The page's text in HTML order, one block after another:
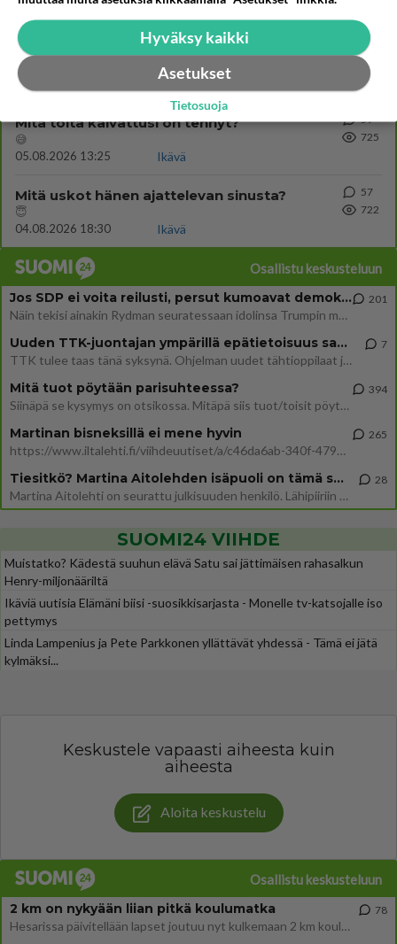
Voiko meidän välit
Koskaan parantua tästä?
05.08.2026 05:34
Ikävä
65
726
Mitä töitä kaivattusi on tehnyt?
😅
05.08.2026 13:25
Ikävä
59
725
Mitä uskot hänen ajattelevan sinusta?
😇
04.08.2026 18:30
Ikävä
57
722
Osallistu keskusteluun
Jos SDP ei voita reilusti, persut kumoavat demokratian Suomesta
Näin tekisi ainakin Rydman seuratessaan idolinsa Trumpin mallia https://www.is.fi/politiikka/art-2000012187244.html
201
Uuden TTK-juontajan ympärillä epätietoisuus sakenee - Nyt MTV hämmentää soppaa
TTK tulee taas tänä syksynä. Ohjelman uudet tähtioppilaat julkistetaan torstaina 6. elokuuta klo 14 alkavassa lehdistö
7
Mitä tuot pöytään parisuhteessa?
Siinäpä se kysymys on otsikossa. Mitäpä siis tuot/toisit pöytään parisuhteessa? Oletko mies vai nainen? Koetko sen mitä
394
Martinan bisneksillä ei mene hyvin
https://www.iltalehti.fi/viihdeuutiset/a/c46da6ab-340f-4790-aaa7-0865eed2336 Yrityksen konkurssihakemus on tullut kärä
265
Tiesitkö? Martina Aitolehden isäpuoli on tämä suosittu laulaja
Martina Aitolehti on seurattu julkisuuden henkilö. Lähipiiriin mahtuu muitakin tunnettuja henkilöitä. Tiesitkö, että Ma
28
SUOMI24 VIIHDE
Muistatko? Kädestä suuhun elävä Satu sai jättimäisen rahasalkun
Henry-miljonääriltä
Ikäviä uutisia Elämäni biisi -suosikkisarjasta - Monelle tv-katsojalle iso
pettymys
Linda Lampenius ja Pete Parkkonen yllättävät yhdessä - Tämä ei jätä
kylmäksi...
Keskustele vapaasti aiheesta kuin
aiheesta
Aloita keskustelu
Osallistu keskusteluun
2 km on nykyään liian pitkä koulumatka
Hesarissa päivitellään lapset joutuu nyt kulkemaan 2 km kouluun jösses. Ruostefillarilla tuo matka menee vaikka miten äk
78
Hyväksy kaikki
Asetukset
Tietosuoja